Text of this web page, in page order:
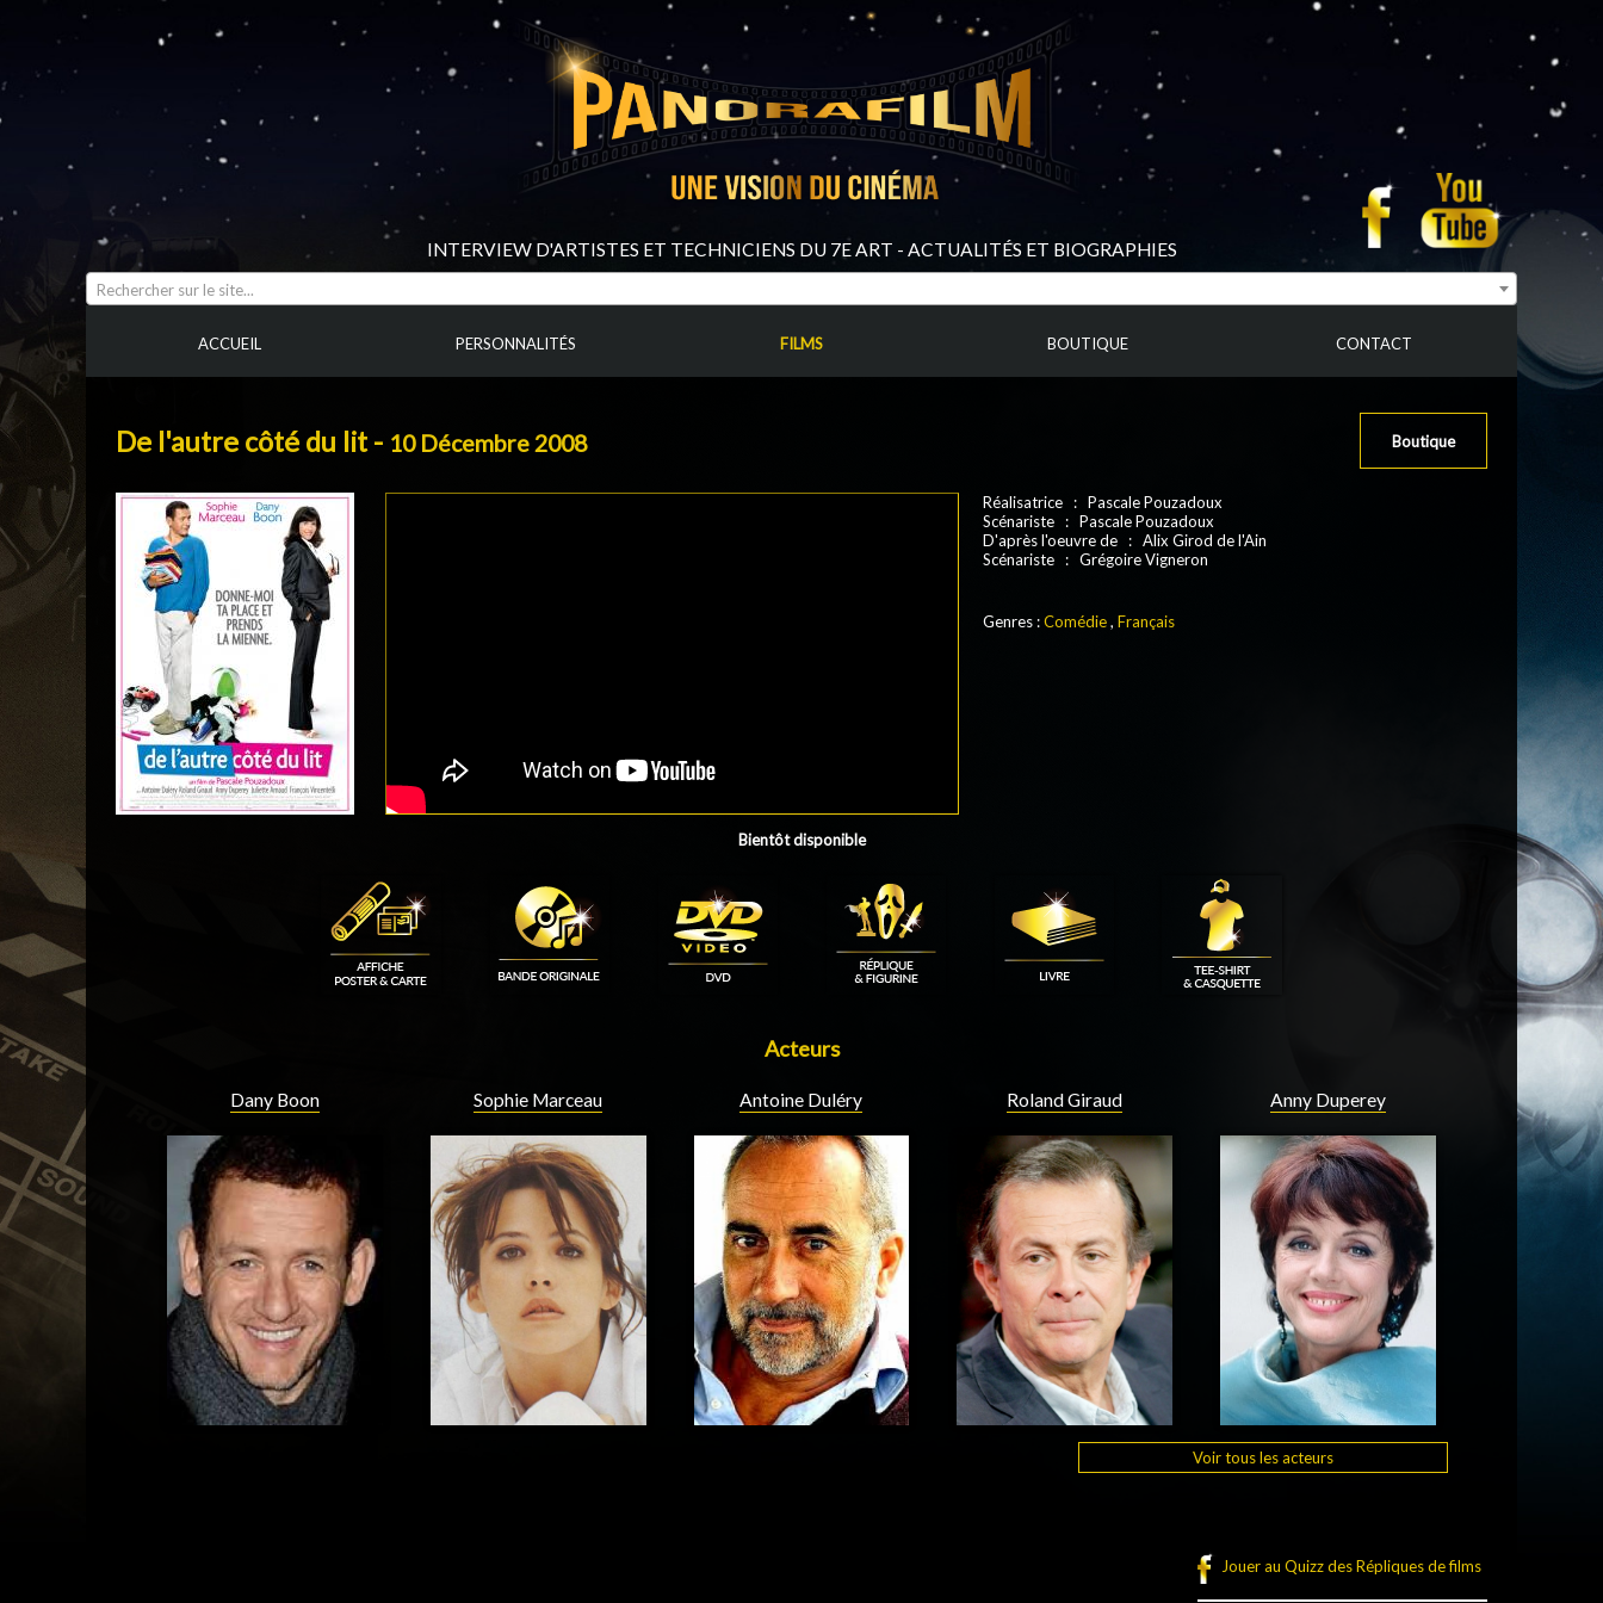
INTERVIEW D'ARTISTES ET TECHNICIENS DU 7E ART - ACTUALITÉS ET BIOGRAPHIES
Rechercher sur le site...
ACCUEIL PERSONNALITÉS FILMS BOUTIQUE CONTACT
De l'autre côté du lit - 10 Décembre 2008 Boutique
Réalisatrice : Pascale Pouzadoux
Scénariste : Pascale Pouzadoux
D'après l'oeuvre de : Alix Girod de l'Ain
Scénariste : Grégoire Vigneron
Genres :Comédie, Français
Bientôt disponible
Acteurs
Dany Boon Sophie Marceau Antoine Duléry Roland Giraud Anny Duperey
Voir tous les acteurs
Jouer au Quizz des Répliques de films